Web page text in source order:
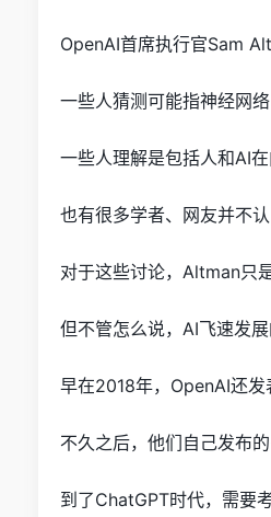
OpenAI首席执行官Sam
一些人猜测可能指神经网
一些人理解是包括人和AI
也有很多学者、网友并不
对于这些讨论，Altman只
但不管怎么说，AI飞速发
早在2018年，OpenAI还
不久之后，他们自己发布
到了ChatGPT时代，需要